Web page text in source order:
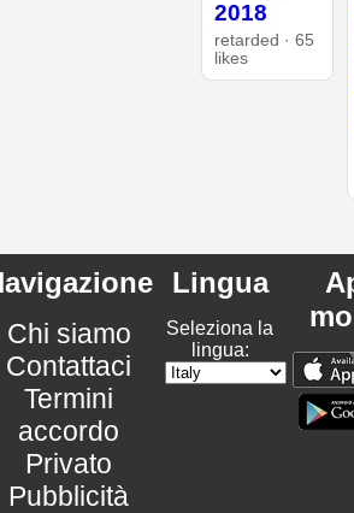
2018
retarded · 65
likes
Chi siamo
Contattaci
Termini
accordo
Privato
Pubblicità
Lingua
Seleziona la
lingua: